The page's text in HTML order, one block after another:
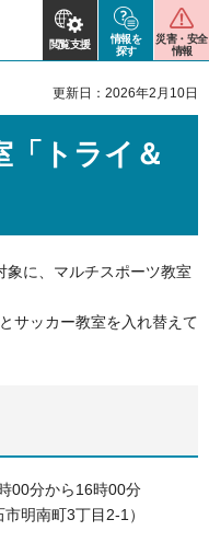
閲覧支援
情報を
探す
災害・安全
情報
更新日：2026年2月10日
「トライ＆
象に、マルチスポーツ教室
サッカー教室を入れ替えて
00分から16時00分
明南町3丁目2-1）